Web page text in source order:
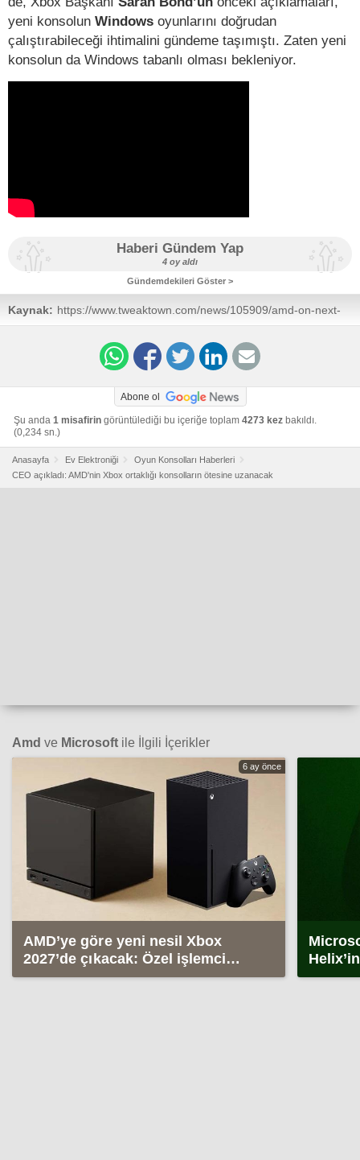
yeni konsolun Windows oyunlarını doğrudan
çalıştırabileceği ihtimalini gündeme taşımıştı. Zaten yeni
konsolun da Windows tabanlı olması bekleniyor.
Haberi Gündem Yap
4 oy aldı
Gündemdekileri Göster >
Kaynak: https://www.tweaktown.com/news/105909/amd-on-next-
gen-xbox-well-go-beyond-making-custom-chips-for-
consoles/index.html
Abone ol
Şu anda 1 misafirin görüntülediği bu içeriğe toplam 4273 kez bakıldı.
(0,234 sn.)
Anasayfa Ev Elektroniği
Oyun Konsolları Haberleri
CEO açıkladı: AMD'nin Xbox ortaklığı konsolların ötesine uzanacak
Amd ve Microsoft ile İlgili İçerikler
6 ay önce
AMD’ye göre yeni nesil Xbox
2027’de çıkacak: Özel işlemci
hazırlanıyor